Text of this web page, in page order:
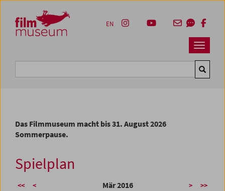
Zum Inhalt
Zum Hauptmenü
Zur Servicenavigation
Zum Suche
Navbar
EN
Das Filmmuseum macht bis 31. August 2026
Sommerpause.
Spielplan
<< < Mär 2016 > >>